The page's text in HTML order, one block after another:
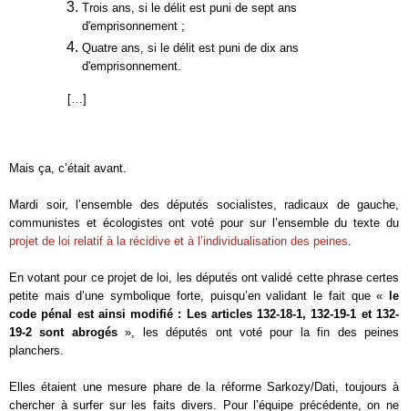
Trois ans, si le délit est puni de sept ans
d'emprisonnement ;
Quatre ans, si le délit est puni de dix ans
d'emprisonnement.
[…]
Mais ça, c’était avant.
Mardi soir, l’ensemble des députés socialistes, radicaux de gauche,
communistes et écologistes ont voté pour sur l’ensemble du texte du
projet de loi relatif à la récidive et à l’individualisation des peines.
En votant pour ce projet de loi, les députés ont validé cette phrase certes
petite mais d’une symbolique forte, puisqu’en validant le fait que «
le
code pénal est ainsi modifié : Les articles 132-18-1, 132-19-1 et 132-
19-2 sont abrogés», les députés ont voté pour la fin des peines
planchers.
Elles étaient une mesure phare de la réforme Sarkozy/Dati, toujours à
chercher à surfer sur les faits divers. Pour l’équipe précédente, on ne